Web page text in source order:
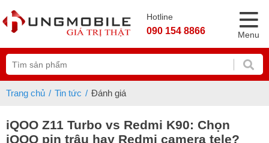
Hotline
090 154 8866 Menu
Trang chủ Tin tức Đánh giá
iQOO Z11 Turbo vs Redmi K90: Chọn
iQOO pin trâu hay Redmi camera tele?